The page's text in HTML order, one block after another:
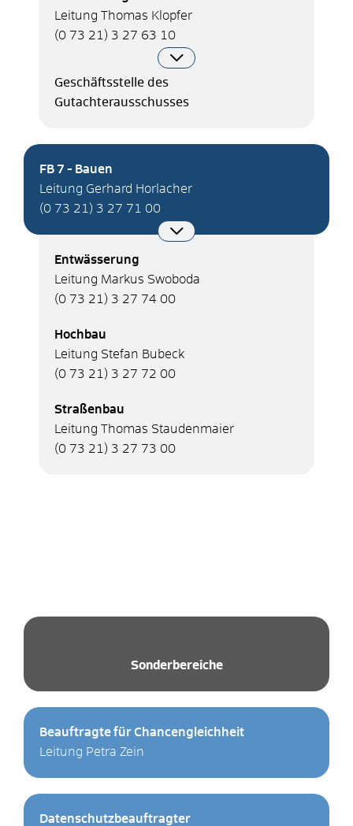
Leitung Thomas Klopfer
(0 73 21) 3 27 63 10
Geschäftsstelle des
Gutachterausschusses
FB 7 - Bauen
Leitung Gerhard Horlacher
(0 73 21) 3 27 71 00
Entwässerung
Leitung Markus Swoboda
(0 73 21) 3 27 74 00
Hochbau
Leitung Stefan Bubeck
(0 73 21) 3 27 72 00
Straßenbau
Leitung Thomas Staudenmaier
(0 73 21) 3 27 73 00
Sonderbereiche
Beauftragte für Chancengleichheit
Leitung Petra Zein
Datenschutzbeauftragter